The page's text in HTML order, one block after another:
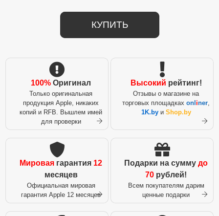
КУПИТЬ
100% Оригинал
Только оригинальная
продукция Apple, никаких
копий и RFB. Вышлем имей
для проверки
Высокий рейтинг!
Отзывы о магазине на
торговых площадках onl iner,
1K.byи Shop.by
Мировая гарантия 12
месяцев
Официальная мировая
гарантия Apple 12 месяцев
Подарки на сумму до
70 рублей!
Всем покупателям дарим
ценные подарки